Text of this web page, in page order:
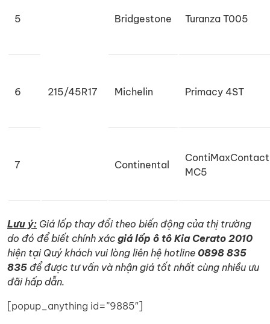
5
215/45R17
Bridgestone Turanza T005
6 Michelin Primacy 4ST
7 Continental
ContiMaxContact
MC5
Lưu ý: Giá lốp thay đổi theo biến động của thị trường
do đó để biết chính xác giá lốp ô tô Kia Cerato 2010
hiện tại Quý khách vui lòng liên hệ hotline 0898 835
835 để được tư vấn và nhận giá tốt nhất cùng nhiều ưu
đãi hấp dẫn.
[popup_anything id=”9885″]